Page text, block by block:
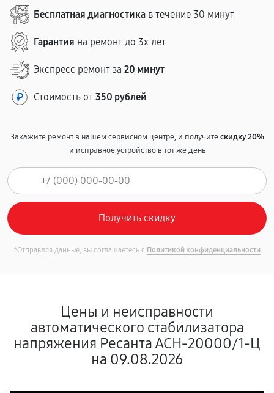
Бесплатная диагностика в течение 30 минут
Гарантия на ремонт до 3х лет
Экспресс ремонт за 20 минут
Стоимость от 350 рублей
Закажите ремонт в нашем сервисном центре, и получитескидку 20%
и исправное устройство в тот же день
*Отправляя данные, вы соглашаетесь с Политикой конфиденциальности
Цены и неисправности
автоматического стабилизатора
напряжения Ресанта АСН-20000/1-Ц
на 09.08.2026